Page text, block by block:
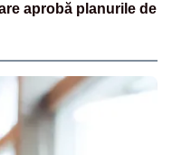
aprobă planurile de